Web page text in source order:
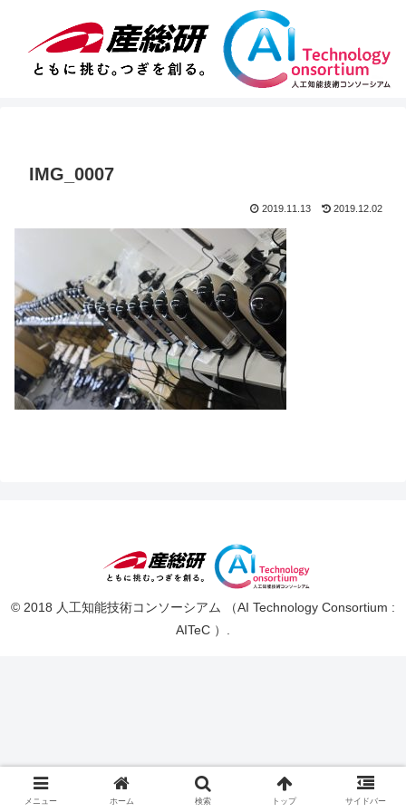
IMG_0007
2019.11.13 2019.12.02
© 2018 人工知能技術コンソーシアム （AI Technology Consortium :
AITeC ）.
メニュー ホーム 検索 トップ サイドバー